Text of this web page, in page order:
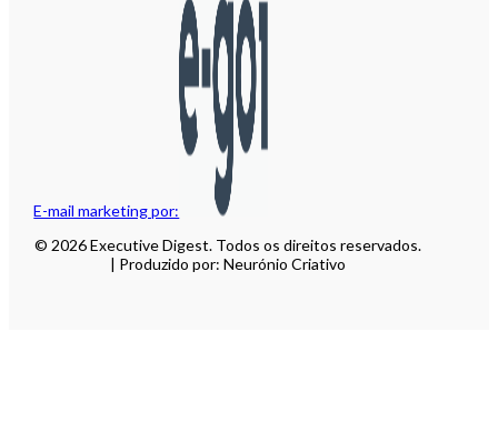
E-mail marketing por:
© 2026 Executive Digest. Todos os direitos reservados.
| Produzido por: Neurónio Criativo